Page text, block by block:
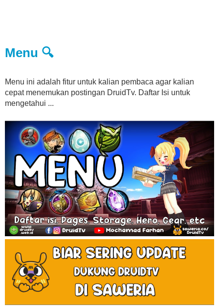
Menu 🔍
Menu ini adalah fitur untuk kalian pembaca agar kalian
cepat menemukan postingan DruidTv. Daftar Isi untuk
mengetahui ...